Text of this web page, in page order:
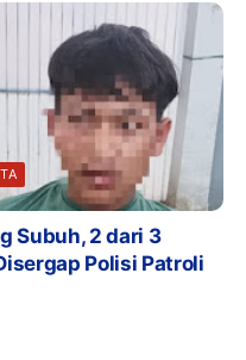
Subuh, 2 dari 3
Polisi Patroli